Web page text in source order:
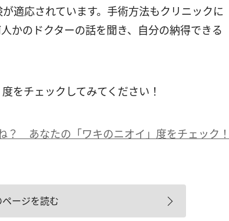
適応されています。手術方法もクリニックに
かのドクターの話を聞き、自分の納得できる
をチェックしてみてください！
？ あなたの「ワキのニオイ」度をチェック！
ージを読む